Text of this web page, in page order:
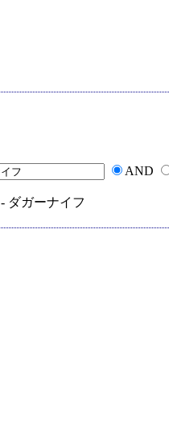
AND
- ダガーナイフ